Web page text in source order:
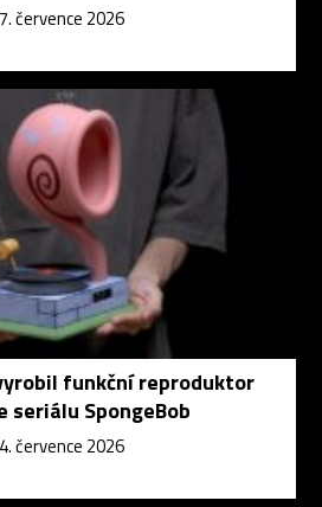
července 2026
funkční reproduktor
seriálu SpongeBob
července 2026